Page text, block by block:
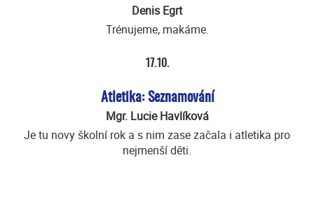
Denis Egrt
Trénujeme, makáme.
17.10.
Atletika: Seznamování
Mgr. Lucie Havlíková
Je tu novy školní rok a s nim zase začala i atletika pro
nejmenší děti.